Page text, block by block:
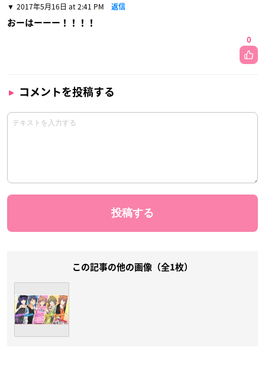
2017年5月16日 at 2:41 PM 返信
おーはーーー！！！！
0
コメントを投稿する
この記事の他の画像（全1枚）